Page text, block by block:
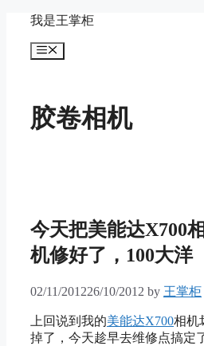
content
我是王掌柜
Menu
胶卷相机
今天把美能达X700相
机修好了，100大洋
02/11/201226/10/2012 by 王掌柜
上回说到我的美能达X700相机
掉了，今天趁早去维修点搞定